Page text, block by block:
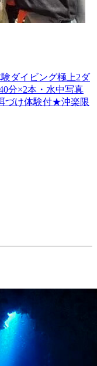
ダイビング極上2ダ
分×2本・水中写真
づけ体験付★沖楽限